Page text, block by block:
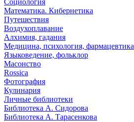
Социология
Математика. Кибернетика
Путешествия
Воздухоплавание
Алхимия, гадания
Медицина, психология, фармацевтика
Языковедение, фольклор
Масонство
Rossica
Фотография
Кулинария
Личные библиотеки
Библиотека А. Сидорова
Библиотека А. Тарасенкова